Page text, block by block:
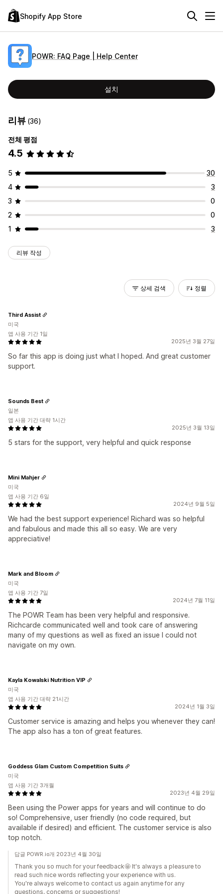
Shopify App Store
POWR: FAQ Page | Help Center
설치
리뷰 (36)
전체 평점
4.5
5
30
4
3
3
0
2
0
1
3
리뷰 작성
상세 검색 정렬
2025년 3월 27일
So far this app is doing just what I hoped. And great customer
support.
Third Assist
미국
앱 사용 기간 1일
2025년 3월 13일
5 stars for the support, very helpful and quick response
Sounds Best
일본
앱 사용 기간 대략 1시간
2024년 9월 5일
We had the best support experience! Richard was so helpful
and fabulous and made this all so easy. We are very
appreciative!
Mini Mahjer
미국
앱 사용 기간 6일
2024년 7월 11일
The POWR Team has been very helpful and responsive.
Richcarde communicated well and took care of answering
many of my questions as well as fixed an issue I could not
navigate on my own.
Mark and Bloom
미국
앱 사용 기간 7일
2024년 1월 3일
Customer service is amazing and helps you whenever they can!
The app also has a ton of great features.
Kayla Kowalski Nutrition VIP
미국
앱 사용 기간 대략 21시간
2023년 4월 29일
Been using the Power apps for years and will continue to do
so! Comprehensive, user friendly (no code required, but
available if desired) and efficient. The customer service is also
top notch.
Goddess Glam Custom Competition Suits
미국
앱 사용 기간 3개월
답글 POWR.io개 2023년 4월 30일
Thank you so much for your feedback🤩️ It's always a pleasure to
read such nice words reflecting your experience with us.
You're always welcome to contact us again anytime for any
questions, concerns or suggestions!